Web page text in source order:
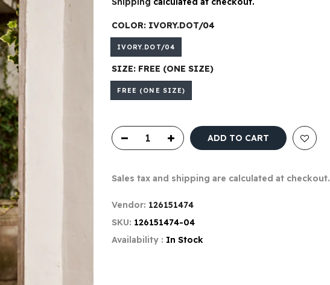
COLOR: IVORY.DOT/04
IVORY.DOT/04
SIZE: FREE (ONE SIZE)
FREE (ONE SIZE)
ADD TO CART
Sales tax and shipping are calculated at checkout.
Vendor: 126151474
SKU: 126151474-04
Availability : In Stock